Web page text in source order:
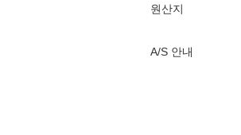
원산지
A/S 안내